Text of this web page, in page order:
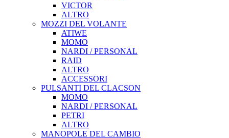
VICTOR
ALTRO
MOZZI DEL VOLANTE
ATIWE
MOMO
NARDI / PERSONAL
RAID
ALTRO
ACCESSORI
PULSANTI DEL CLACSON
MOMO
NARDI / PERSONAL
PETRI
ALTRO
MANOPOLE DEL CAMBIO